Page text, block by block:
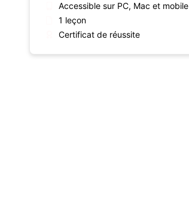
Accessible sur PC, Mac et mobile
1 leçon
Certificat de réussite